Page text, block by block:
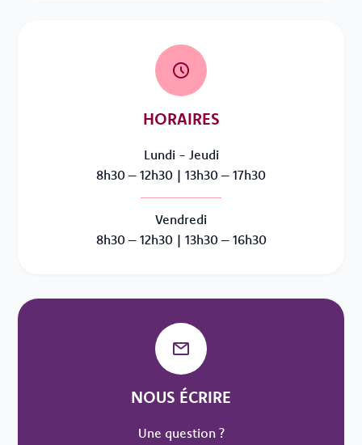
HORAIRES
Lundi - Jeudi
8h30 – 12h30 | 13h30 – 17h30
Vendredi
8h30 – 12h30 | 13h30 – 16h30
NOUS ÉCRIRE
Une question ?